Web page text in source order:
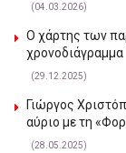
(04.03.2026)
Ο χάρτης των
χρονοδιάγραμμα
(29.12.2025)
Γιώργος
αύριο με τη
(28.05.2025)